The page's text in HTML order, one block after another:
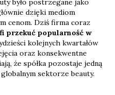
było postrzegane jako
dzięki mediom
cenom. Dziś firma coraz
przekuć popularność w
kolejnych kwartałów
oraz konsekwentne
że spółka pozostaje jedną
sektorze beauty.